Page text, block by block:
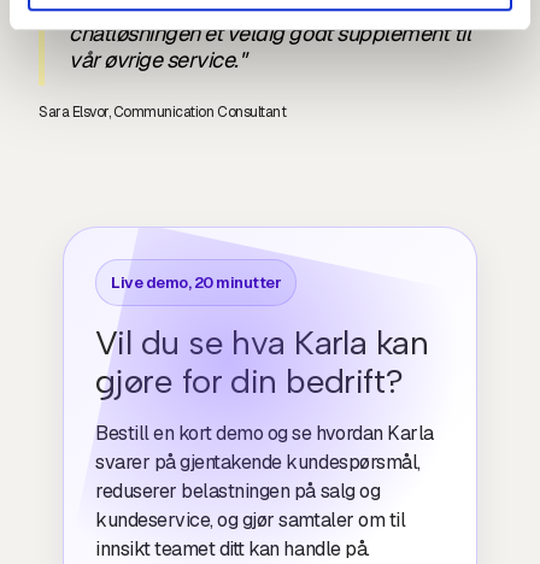
rask hjelp når behovet oppstår, og her er
chatløsningen et veldig godt supplement til
vår øvrige service."
Sara Elsvor, Communication Consultant
Live demo, 20 minutter
Vil du se hva Karla kan
gjøre for din bedrift?
Bestill en kort demo og se hvordan Karla
svarer på gjentakende kundespørsmål,
reduserer belastningen på salg og
kundeservice, og gjør samtaler om til
innsikt teamet ditt kan handle på.